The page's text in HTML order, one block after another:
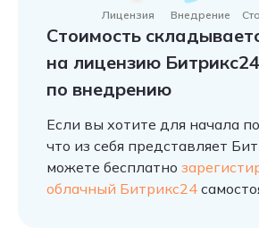
Лицензия Внедрение
Стоимость
на лицензию
по внедрению
Если вы хотите для начала
что из себя представляет
можете бесплатно
облачный Битрикс24